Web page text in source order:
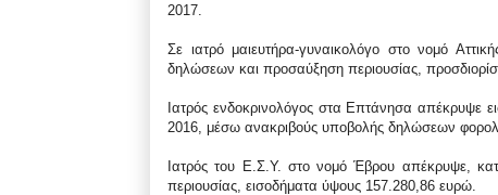
2017.
Σε ιατρό μαιευτήρα-γυναικολόγο στο νομό
δηλώσεων και προσαύξηση περιουσίας,
Ιατρός ενδοκρινολόγος στα Επτάνησα απέκρυψε
2016, μέσω ανακριβούς υποβολής δηλώσεων
Ιατρός του Ε.Σ.Υ. στο νομό Έβρου απέκρυψε,
περιουσίας, εισοδήματα ύψους 157.280,86 ευρώ.